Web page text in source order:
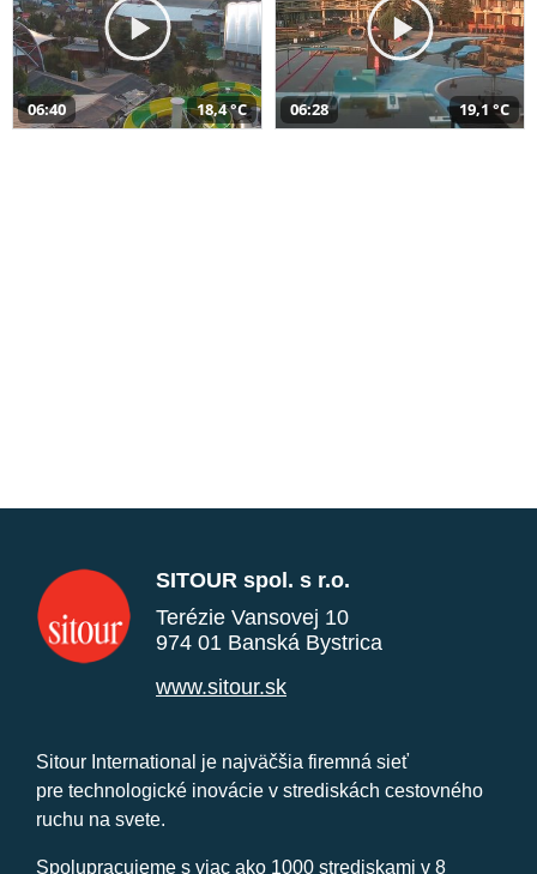
06:40 18,4 °C 06:28 19,1 °C
SITOUR spol. s r.o.
Terézie Vansovej 10
974 01 Banská Bystrica
www.sitour.sk
Sitour International je najväčšia firemná sieť
pre technologické inovácie v strediskách cestovného
ruchu na svete.
Spolupracujeme s viac ako 1000 strediskami v 8